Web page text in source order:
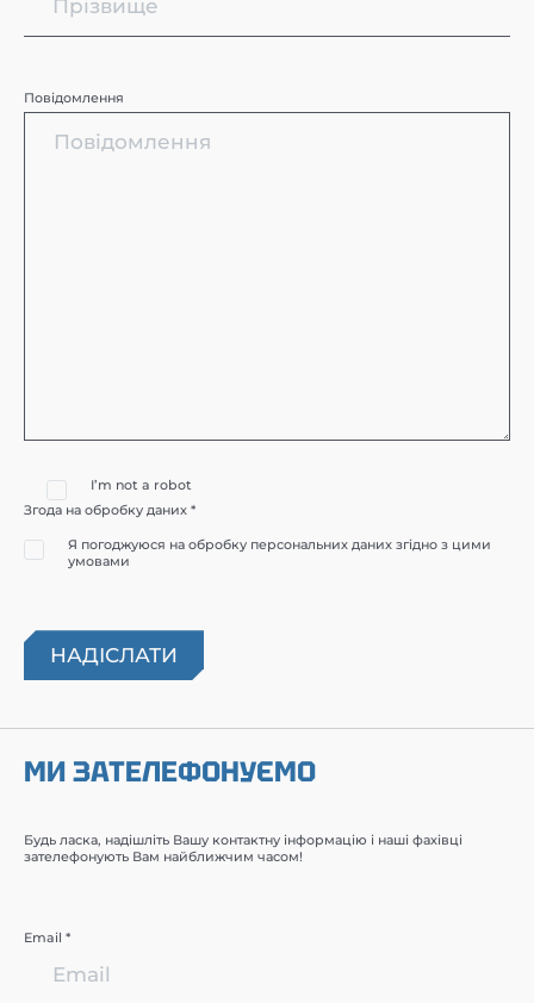
Повідомлення
I’m not a robot
Згода на обробку даних *
Я погоджуюся на обробку персональних даних згідно з цими
умовами
МИ ЗАТЕЛЕФОНУЄМО
Будь ласка, надішліть Вашу контактну інформацію і наші фахівці
зателефонують Вам найближчим часом!
Email *